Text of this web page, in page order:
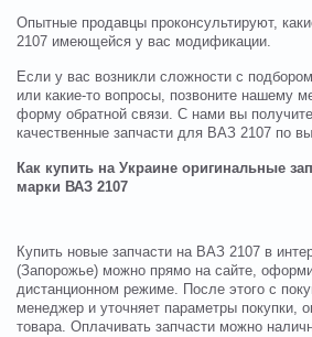
Опытные продавцы проконсультируют,
2107 имеющейся у вас модификации.
Если у вас возникли сложности с
или какие-то вопросы, позвоните нашему
форму обратной связи. С нами вы получите
качественные запчасти для ВАЗ 2107 по
Как купить на Украине оригинальные
марки ВАЗ 2107
Купить новые запчасти на ВАЗ 2107 в
(Запорожье) можно прямо на сайте,
дистанционном режиме. После этого с
менеджер и уточняет параметры покупки,
товара. Оплачивать запчасти можно